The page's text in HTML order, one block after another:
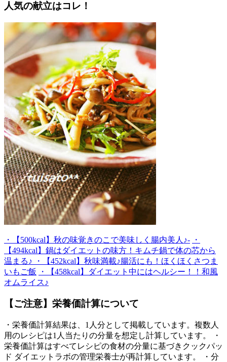
人気の献立はコレ！
・【500kcal】秋の味覚きのこで美味しく腸内美人♪-
・
【494kcal】鍋はダイエットの味方！キムチ鍋で体の芯から
温まる♪
・【452kcal】秋味満載♪腸活にも！ほくほくさつま
いもご飯
・【458kcal】ダイエット中にはヘルシー！！和風
オムライス♪
【ご注意】栄養価計算について
・栄養価計算結果は、1人分として掲載しています。複数人
用のレシピは1人当たりの分量を想定し計算しています。 ・
栄養価計算はすべてレシピの食材の分量に基づきクックパッ
ド ダイエットラボの管理栄養士が再計算しています。 ・分